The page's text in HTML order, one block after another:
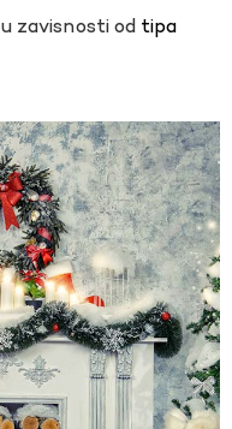
u zavisnosti od tipa